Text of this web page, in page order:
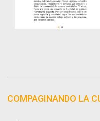
COMPAGINANDO LA